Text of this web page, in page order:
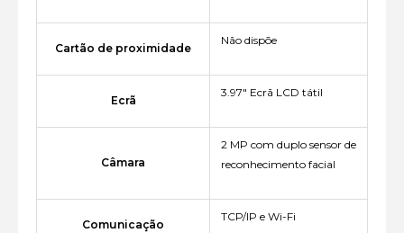
Cartão de proximidade
Não dispõe
Ecrã
3.97" Ecrã LCD tátil
Câmara
2 MP com duplo sensor de
reconhecimento facial
Comunicação
TCP/IP e Wi-Fi